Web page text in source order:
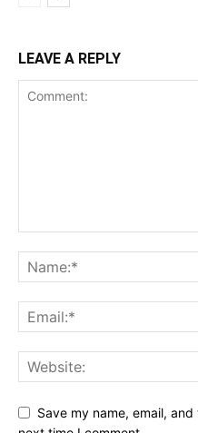
LEAVE A REPLY
Save my name, email,